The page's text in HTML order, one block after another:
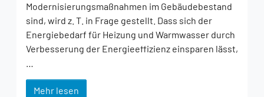
Modernisierungsmaßnahmen im Gebäudebestand
sind, wird z. T. in Frage gestellt. Dass sich der
Energiebedarf für Heizung und Warmwasser durch
Verbesserung der Energieeffizienz einsparen lässt,
Mehr lesen